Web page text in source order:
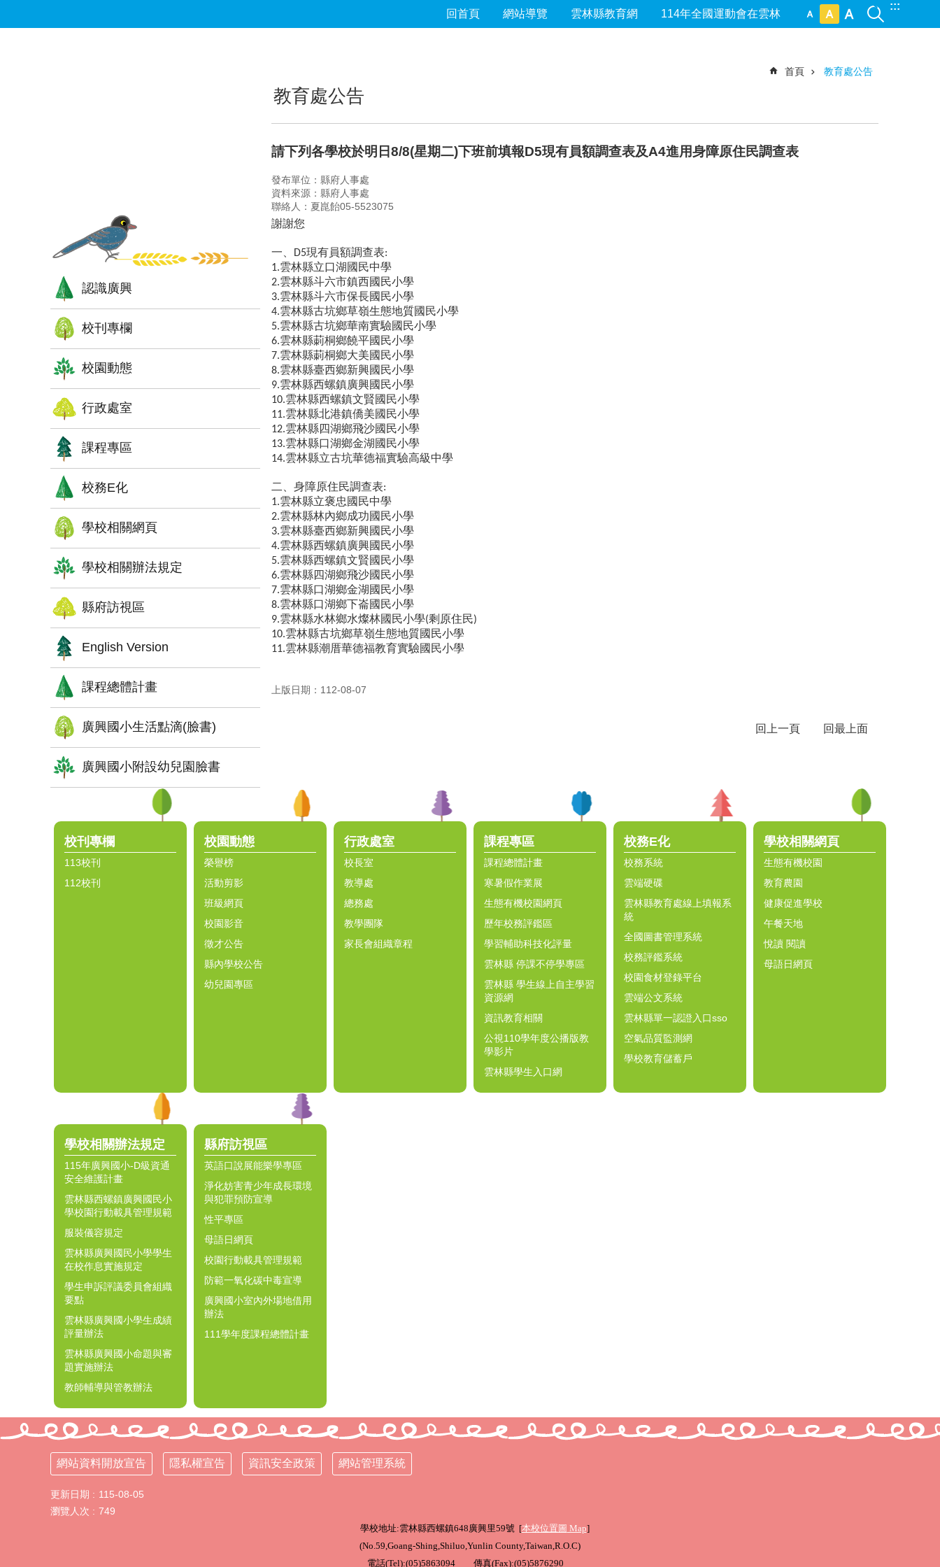
:::
回首頁 網站導覽 雲林縣教育網 114年全國運動會在雲林
認識廣興
校刊專欄
校園動態
行政處室
課程專區
校務E化
學校相關網頁
學校相關辦法規定
縣府訪視區
English Version
課程總體計畫
廣興國小生活點滴(臉書)
廣興國小附設幼兒園臉書
首頁 教育處公告
教育處公告
請下列各學校於明日8/8(星期二)下班前填報D5現有員額調查表及A4進用身障原住民調查表
發布單位：縣府人事處
資料來源：縣府人事處
聯絡人：夏崑飴05-5523075
謝謝您
一、 D5現有員額調查表:
1.雲林縣立口湖國民中學
2.雲林縣斗六市鎮西國民小學
3.雲林縣斗六市保長國民小學
4.雲林縣古坑鄉草嶺生態地質國民小學
5.雲林縣古坑鄉華南實驗國民小學
6.雲林縣莿桐鄉饒平國民小學
7.雲林縣莿桐鄉大美國民小學
8.雲林縣臺西鄉新興國民小學
9.雲林縣西螺鎮廣興國民小學
10.雲林縣西螺鎮文賢國民小學
11.雲林縣北港鎮僑美國民小學
12.雲林縣四湖鄉飛沙國民小學
13.雲林縣口湖鄉金湖國民小學
14.雲林縣立古坑華德福實驗高級中學
二、身障原住民調查表:
1.雲林縣立褒忠國民中學
2.雲林縣林內鄉成功國民小學
3.雲林縣臺西鄉新興國民小學
4.雲林縣西螺鎮廣興國民小學
5.雲林縣西螺鎮文賢國民小學
6.雲林縣四湖鄉飛沙國民小學
7.雲林縣口湖鄉金湖國民小學
8.雲林縣口湖鄉下崙國民小學
9.雲林縣水林鄉水燦林國民小學(剩原住民)
10.雲林縣古坑鄉草嶺生態地質國民小學
11.雲林縣潮厝華德福教育實驗國民小學
上版日期：112-08-07
回上一頁 回最上面
校刊專欄
113校刊
112校刊
校園動態
榮譽榜
活動剪影
班級網頁
校園影音
徵才公告
縣內學校公告
幼兒園專區
行政處室
校長室
教導處
總務處
教學團隊
家長會組織章程
課程專區
課程總體計畫
寒暑假作業展
生態有機校園網頁
歷年校務評鑑區
學習輔助科技化評量
雲林縣 停課不停學專區
雲林縣 學生線上自主學習
資源網
資訊教育相關
公視110學年度公播版教
學影片
雲林縣學生入口網
校務E化
校務系統
雲端硬碟
雲林縣教育處線上填報系
統
全國圖書管理系統
校務評鑑系統
校園食材登錄平台
雲端公文系統
雲林縣單一認證入口sso
空氣品質監測網
學校教育儲蓄戶
學校相關網頁
生態有機校園
教育農園
健康促進學校
午餐天地
悅讀 閱讀
母語日網頁
學校相關辦法規定
115年廣興國小-D級資通
安全維護計畫
雲林縣西螺鎮廣興國民小
學校園行動載具管理規範
服裝儀容規定
雲林縣廣興國民小學學生
在校作息實施規定
學生申訴評議委員會組織
要點
雲林縣廣興國小學生成績
評量辦法
雲林縣廣興國小命題與審
題實施辦法
教師輔導與管教辦法
縣府訪視區
英語口說展能樂學專區
淨化妨害青少年成長環境
與犯罪預防宣導
性平專區
母語日網頁
校園行動載具管理規範
防範一氧化碳中毒宣導
廣興國小室內外場地借用
辦法
111學年度課程總體計畫
網站資料開放宣告 隱私權宣告 資訊安全政策 網站管理系統
更新日期
115-08-05
瀏覽人次
749
學校地址:雲林縣西螺鎮648廣興里59號 [本校位置圖 Map]
(No.59,Goang-Shing,Shiluo,Yunlin County,Taiwan,R.O.C)
電話(Tel):(05)5863094 傳真(Fax):(05)5876290